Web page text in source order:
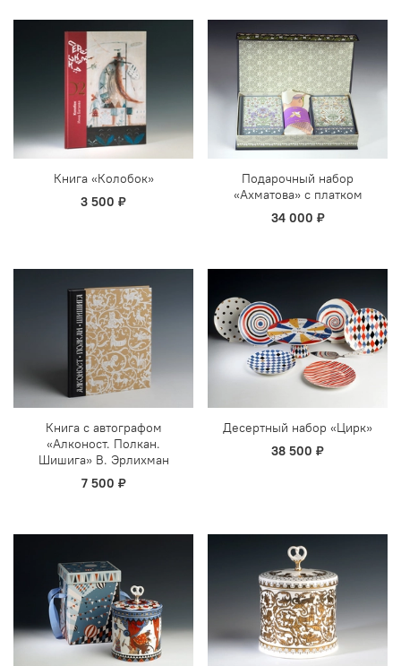
Книга «Колобок»
3 500 ₽
Подарочный набор
«Ахматова» с платком
34 000 ₽
Книга с автографом
«Алконост. Полкан.
Шишига» В. Эрлихман
7 500 ₽
Десертный набор «Цирк»
38 500 ₽